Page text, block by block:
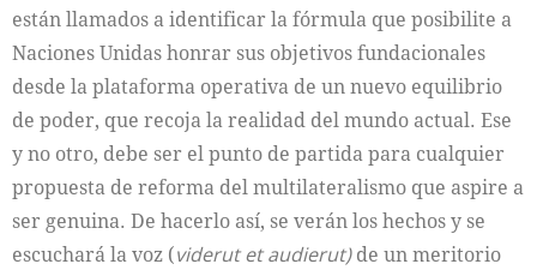
están llamados a identificar la fórmula que posibilite a
Naciones Unidas honrar sus objetivos fundacionales
desde la plataforma operativa de un nuevo equilibrio
de poder, que recoja la realidad del mundo actual. Ese
y no otro, debe ser el punto de partida para cualquier
propuesta de reforma del multilateralismo que aspire a
ser genuina. De hacerlo así, se verán los hechos y se
escuchará la voz (viderut et audierut)de un meritorio